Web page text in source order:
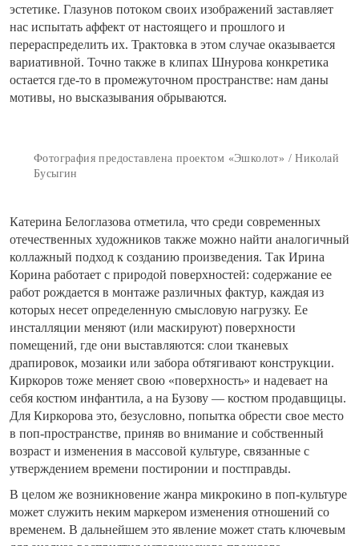
эстетике. Глазунов потоком своих изображений заставляет
нас испытать аффект от настоящего и прошлого и
перераспределить их. Трактовка в этом случае оказывается
вариативной. Точно также в клипах Шнурова конкретика
остается где-то в промежуточном пространстве: нам даны
мотивы, но высказывания обрываются.
Фотография предоставлена проектом «Эшколот» / Николай
Бусыгин
Катерина Белоглазова отметила, что среди современных
отечественных художников также можно найти аналогичный
коллажный подход к созданию произведения. Так Ирина
Корина работает с природой поверхностей: содержание ее
работ рождается в монтаже различных фактур, каждая из
которых несет определенную смысловую нагрузку. Ее
инсталляции меняют (или маскируют) поверхности
помещений, где они выставляются: слои тканевых
драпировок, мозаики или забора обтягивают конструкции.
Киркоров тоже меняет свою «поверхность» и надевает на
себя костюм инфантила, а на Бузову — костюм продавщицы.
Для Киркорова это, безусловно, попытка обрести свое место
в поп-пространстве, приняв во внимание и собственный
возраст и изменения в массовой культуре, связанные с
утверждением времени постиронии и постправды.
В целом же возникновение жанра микрокино в поп-культуре
может служить неким маркером изменения отношений со
временем. В дальнейшем это явление может стать ключевым